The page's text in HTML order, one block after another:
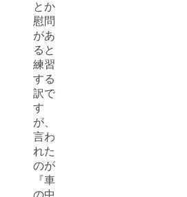
とか
慰問
があ
ると
練習
する
訳で
す
が、
言わ
れた
のが
『車
の中